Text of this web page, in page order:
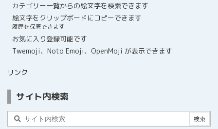
カテゴリー一覧からの絵文字を検索できます
絵文字をクリップボードにコピーできます
履歴を保管できます
お気に入り登録可能です
Twemoji、Noto Emoji、OpenMoji が表示できます
リンク
サイト内検索